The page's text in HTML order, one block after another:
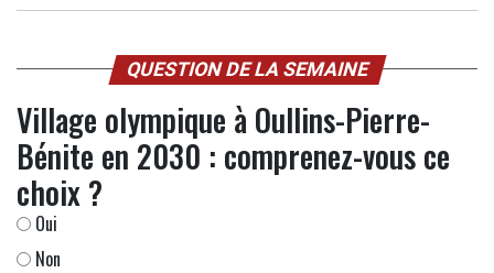
QUESTION DE LA SEMAINE
Village olympique à Oullins-Pierre-
Bénite en 2030 : comprenez-vous ce
choix ?
Oui
Non